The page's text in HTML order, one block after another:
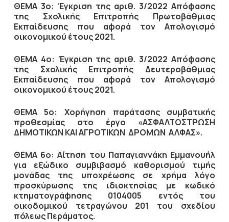
ΘΕΜΑ 3ο: Έγκριση της αριθ. 3/2022 Απόφασης
της Σχολικής Επιτροπής Πρωτοβάθμιας
Εκπαίδευσης που αφορά τον Απολογισμό
οικονομικού έτους 2021.
ΘΕΜΑ 4ο: Έγκριση της αριθ. 3/2022 Απόφασης
της Σχολικής Επιτροπής Δευτεροβάθμιας
Εκπαίδευσης που αφορά τον Απολογισμό
οικονομικού έτους 2021.
ΘΕΜΑ 5ο: Χορήγηση παράτασης συμβατικής
προθεσμίας στο έργο «ΑΣΦΑΛΤΟΣΤΡΩΣΗ
ΔΗΜΟΤΙΚΩΝ ΚΑΙ ΑΓΡΟΤΙΚΩΝ ΔΡΟΜΩΝ ΑΛΦΑΣ».
ΘΕΜΑ 6ο: Αίτηση του Παπαγιαννάκη Εμμανουήλ
για εξώδικο συμβιβασμό καθορισμού τιμής
μονάδας της υποχρέωσης σε χρήμα λόγο
προσκύρωσης της ιδιοκτησίας με κωδικό
κτηματογράφησης 0104005 εντός του
οικοδομικού τετραγώνου 201 του σχεδίου
πόλεως Περάματος.